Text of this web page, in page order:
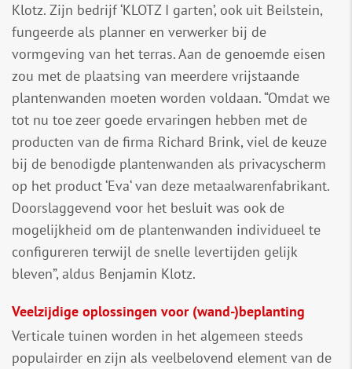
Klotz. Zijn bedrijf ‘KLOTZ I garten’, ook uit Beilstein,
fungeerde als planner en verwerker bij de
vormgeving van het terras. Aan de genoemde eisen
zou met de plaatsing van meerdere vrijstaande
plantenwanden moeten worden voldaan. “Omdat we
tot nu toe zeer goede ervaringen hebben met de
producten van de firma Richard Brink, viel de keuze
bij de benodigde plantenwanden als privacyscherm
op het product ‘Eva‘ van deze metaalwarenfabrikant.
Doorslaggevend voor het besluit was ook de
mogelijkheid om de plantenwanden individueel te
configureren terwijl de snelle levertijden gelijk
bleven”, aldus Benjamin Klotz.
Veelzijdige oplossingen voor (wand-)beplanting
Verticale tuinen worden in het algemeen steeds
populairder en zijn als veelbelovend element van de